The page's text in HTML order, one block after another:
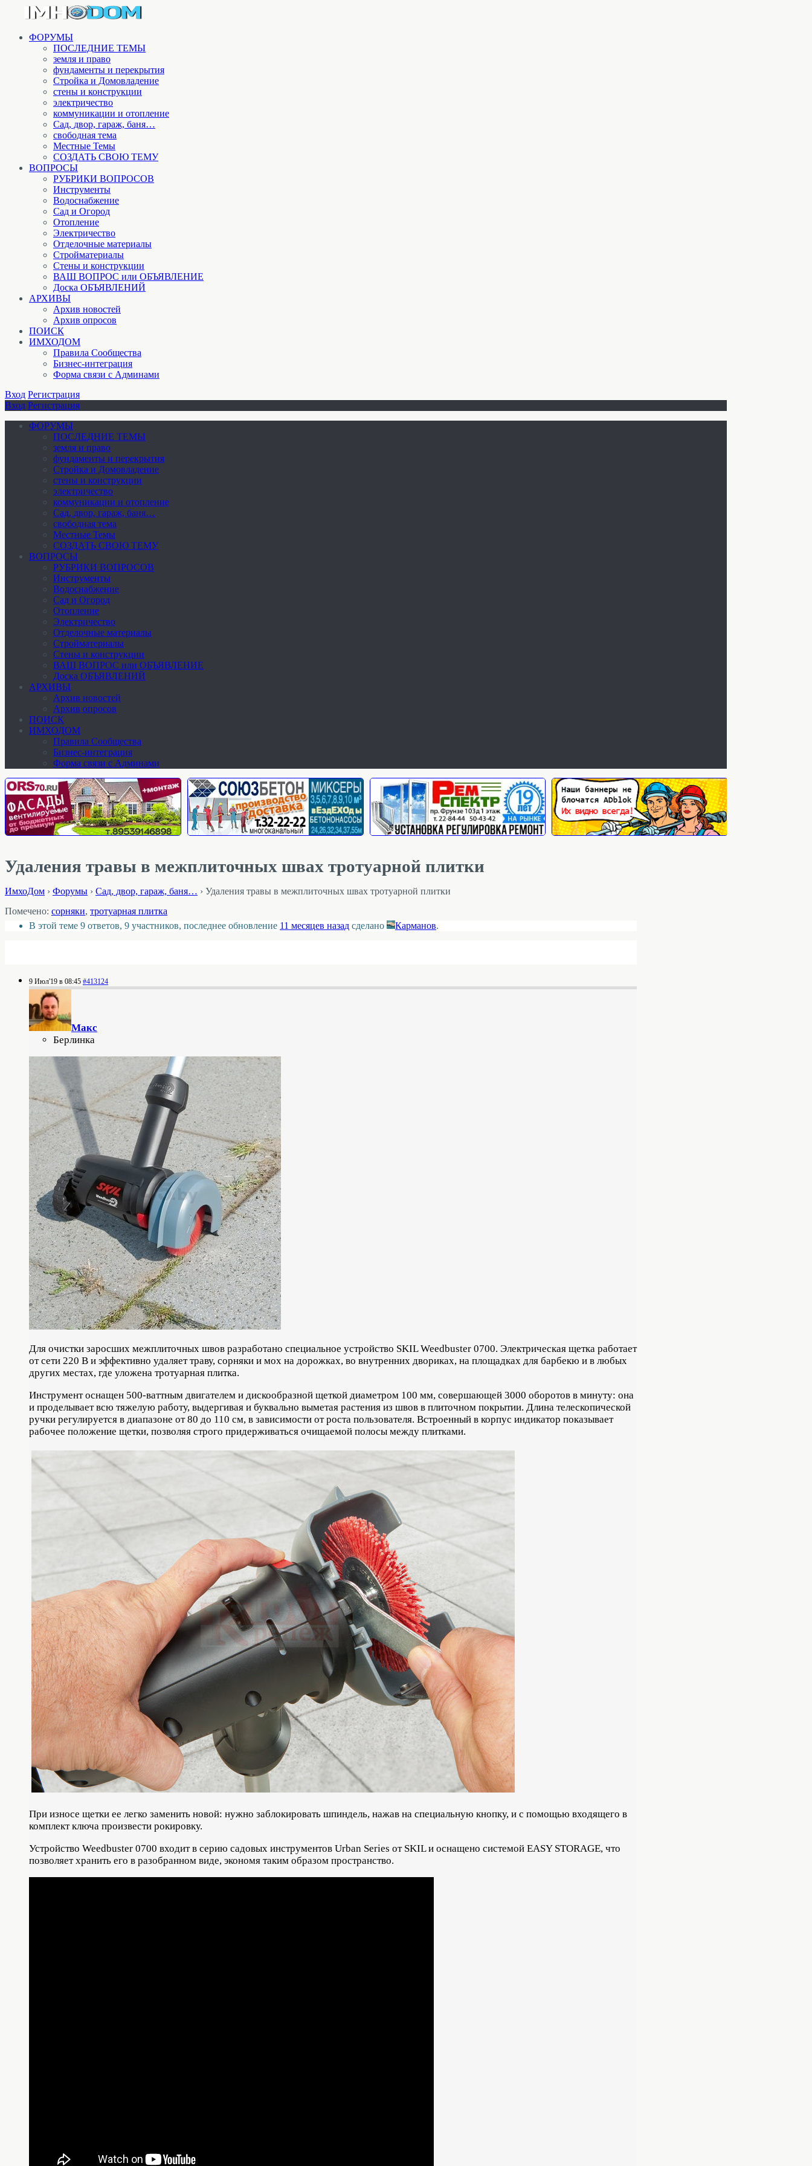
ФОРУМЫ
ПОСЛЕДНИЕ ТЕМЫ
земля и право
фундаменты и перекрытия
Стройка и Домовладение
стены и конструкции
электричество
коммуникации и отопление
Cад, двор, гараж, баня…
свободная тема
Местные Темы
СОЗДАТЬ СВОЮ ТЕМУ
ВОПРОСЫ
РУБРИКИ ВОПРОСОВ
Инструменты
Водоснабжение
Сад и Огород
Отопление
Электричество
Отделочные материалы
Стройматериалы
Стены и конструкции
ВАШ ВОПРОС или ОБЪЯВЛЕНИЕ
Доска ОБЪЯВЛЕНИЙ
АРХИВЫ
Архив новостей
Архив опросов
ПОИСК
ИМХОДОМ
Правила Сообщества
Бизнес-интеграция
Форма связи с Админами
Вход Регистрация
Вход Регистрация
ФОРУМЫ
ПОСЛЕДНИЕ ТЕМЫ
земля и право
фундаменты и перекрытия
Стройка и Домовладение
стены и конструкции
электричество
коммуникации и отопление
Cад, двор, гараж, баня…
свободная тема
Местные Темы
СОЗДАТЬ СВОЮ ТЕМУ
ВОПРОСЫ
РУБРИКИ ВОПРОСОВ
Инструменты
Водоснабжение
Сад и Огород
Отопление
Электричество
Отделочные материалы
Стройматериалы
Стены и конструкции
ВАШ ВОПРОС или ОБЪЯВЛЕНИЕ
Доска ОБЪЯВЛЕНИЙ
АРХИВЫ
Архив новостей
Архив опросов
ПОИСК
ИМХОДОМ
Правила Сообщества
Бизнес-интеграция
Форма связи с Админами
Удаления травы в межплиточных швах тротуарной плитки
ИмхоДом › Форумы › Cад, двор, гараж, баня… › Удаления травы в межплиточных швах тротуарной плитки
Помечено: сорняки, тротуарная плитка
В этой теме 9 ответов, 9 участников, последнее обновление 11 месяцев назад сделано Карманов.
9 Июл'19 в 08:45 #413124
Макс
Берлинка
Для очистки заросших межплиточных швов разработано специальное устройство SKIL Weedbuster 0700. Электрическая щетка работает
от сети 220 В и эффективно удаляет траву, сорняки и мох на дорожках, во внутренних двориках, на площадках для барбекю и в любых
других местах, где уложена тротуарная плитка.
Инструмент оснащен 500-ваттным двигателем и дискообразной щеткой диаметром 100 мм, совершающей 3000 оборотов в минуту: она
и проделывает всю тяжелую работу, выдергивая и буквально выметая растения из швов в плиточном покрытии. Длина телескопической
ручки регулируется в диапазоне от 80 до 110 см, в зависимости от роста пользователя. Встроенный в корпус индикатор показывает
рабочее положение щетки, позволяя строго придерживаться очищаемой полосы между плитками.
При износе щетки ее легко заменить новой: нужно заблокировать шпиндель, нажав на специальную кнопку, и с помощью входящего в
комплект ключа произвести рокировку.
Устройство Weedbuster 0700 входит в серию садовых инструментов Urban Series от SKIL и оснащено системой EASY STORAGE, что
позволяет хранить его в разобранном виде, экономя таким образом пространство.